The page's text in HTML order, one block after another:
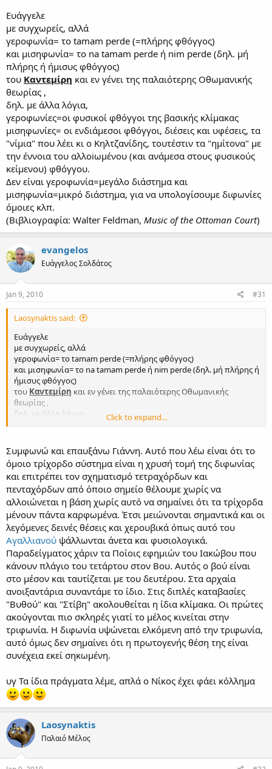
Ευάγγελε
με συγχωρείς, αλλά
γεροφωνία= το tamam perde (=πλήρης φθόγγος)
και μισηφωνία= το na tamam perde ή nim perde (δηλ. μή
πλήρης ή ήμισυς φθόγγος)
του Καντεμίρη και εν γένει της παλαιότερης Οθωμανικής
θεωρίας ,
δηλ. με άλλα λόγια,
γεροφωνίες=οι φυσικοί φθόγγοι της βασικής κλίμακας
μισηφωνίες= οι ενδιάμεσοι φθόγγοι, διέσεις και υφέσεις, τα
"νίμια" που λέει κι ο Kηλτζανίδης, τουτέστιν τα "ημίτονα" με
την έννοια του αλλoiωμένου (και ανάμεσα στους φυσικούς
κείμενου) φθόγγου.
Δεν είναι γεροφωνία=μεγάλο διάστημα και
μισηφωνία=μικρό διάστημα, για να υπολογίσουμε διφωνίες
όμοιες κλπ.
(Βιβλιογραφία: Walter Feldman, Music of the Ottoman Court)
evangelos
Ευάγγελος Σολδάτος
Jan 9, 2010 #31
Laosynaktis said:
Ευάγγελε
με συγχωρείς, αλλά
γεροφωνία= το tamam perde (=πλήρης φθόγγος)
και μισηφωνία= το na tamam perde ή nim perde (δηλ. μή πλήρης ή
ήμισυς φθόγγος)
του Καντεμίρη και εν γένει της παλαιότερης Οθωμανικής
θεωρίας ,
δηλ. με άλλα λόγια,
γεροφωνίες=οι φυσικοί φθόγγοι της βασικής κλίμακας
"νίμια" που λέει κι ο Kηλτζανίδης, τουτέστιν τα "ημίτονα" με την
έννοια του αλλoiωμένου (και ανάμεσα στους φυσικούς κείμενου)
φθόγγου.
Δεν είναι γεροφωνία=μεγάλο διάστημα και μισηφωνία=μικρό
διάστημα, για να υπολογίσουμε διφωνίες όμοιες κλπ.
(Βιβλιογραφία: Walter Feldman,Music of the Ottoman Court)
Click to expand...
Συμφωνώ και επαυξάνω Γιάννη. Αυτό που λέω είναι ότι το
όμοιο τρίχορδο σύστημα είναι η χρυσή τομή της διφωνίας
και επιτρέπει τον σχηματισμό τετραχόρδων και
πενταχόρδων από όποιο σημείο θέλουμε χωρίς να
αλλοιώνεται η βάση χωρίς αυτό να σημαίνει ότι τα τρίχορδα
μένουν πάντα καρφωμένα. Έτσι μειώνονται σημαντικά και οι
λεγόμενες δεινές θέσεις και χερουβικά όπως αυτό του
Αγαλλιανού ψάλλωνται άνετα και φυσιολογικά.
Παραδείγματος χάριν τα Ποίοις εφημιών του Ιακώβου που
κάνουν πλάγιο του τετάρτου στον Βου. Αυτός ο βού είναι
στο μέσον και ταυτίζεται με του δευτέρου. Στα αρχαία
ανοιξαντάρια συναντάμε το ίδιο. Στις διπλές καταβασίες
"Βυθού" και "Στίβη" ακολουθείται η ίδια κλίμακα. Οι πρώτες
ακούγονται πιο σκληρές γιατί το μέλος κινείται στην
τριφωνία. Η διφωνία υψώνεται ελκόμενη από την τριφωνία,
αυτό όμως δεν σημαίνει ότι η πρωτογενής θέση της είναι
συνέχεια εκεί σηκωμένη.
υγ Τα ίδια πράγματα λέμε, απλά ο Νίκος έχει φάει κόλλημα
Laosynaktis
Παλαιό Μέλος